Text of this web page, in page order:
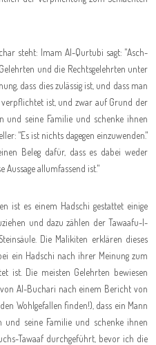
steht: Imam Al-Qurtubi sagt: "Asch-
und die Rechtsgelehrten unter
dass dies zulässig ist, und dass man
ist, und zwar auf Grund der
und seine Familie und schenke ihnen
"Es ist nichts dagegen einzuwenden."
Beleg dafür, dass es dabei weder
Aussage allumfassend ist"
ist es einem Hadschi gestattet einige
und dazu zählen der Tawaafu-l-
Die Malikiten erklären dieses
ein Hadschi nach ihrer Meinung zum
ist. Die meisten Gelehrten bewiesen
Al-Buchari nach einem Bericht von
Wohlgefallen finden!), dass ein Mann
und seine Familie und schenke ihnen
Tawaaf durchgeführt, bevor ich die